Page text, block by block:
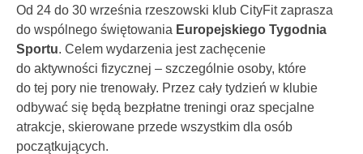
Od 24 do 30 września rzeszowski klub CityFit zaprasza
do wspólnego świętowania Europejskiego Tygodnia
Sportu. Celem wydarzenia jest zachęcenie
do aktywności fizycznej – szczególnie osoby, które
do tej pory nie trenowały. Przez cały tydzień w klubie
odbywać się będą bezpłatne treningi oraz specjalne
atrakcje, skierowane przede wszystkim dla osób
początkujących.